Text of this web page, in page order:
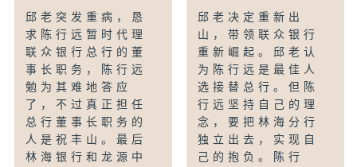
邱老突发重病，恳
求陈行远暂时代理
联众银行总行的董
事长职务，陈行远
勉为其难地答应
了，不过真正担任
总行董事长职务的
人是祝丰山。最后
林海银行和龙源中
邱老决定重新出
山，带领联众银行
重新崛起。邱老认
为陈行远是最佳人
选接替总行。但陈
行远坚持自己的理
念，要把林海分行
独立出去，实现自
己的抱负。陈行